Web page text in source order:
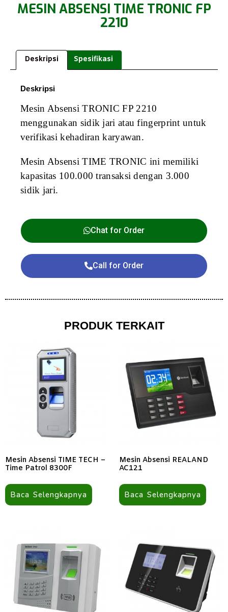
MESIN ABSENSI TIME TRONIC FP
2210
Deskripsi Spesifikasi
Deskripsi
Mesin Absensi TRONIC FP 2210
menggunakan sidik jari atau fingerprint untuk
verifikasi kehadiran karyawan.
Mesin Absensi TIME TRONIC ini memiliki
kapasitas 100.000 transaksi dengan 3.000
sidik jari.
Chat for Order
Call for Order
PRODUK TERKAIT
Mesin Absensi TIME TECH –
Time Patrol 8300F
Baca Selengkapnya
Mesin Absensi REALAND
AC121
Baca Selengkapnya